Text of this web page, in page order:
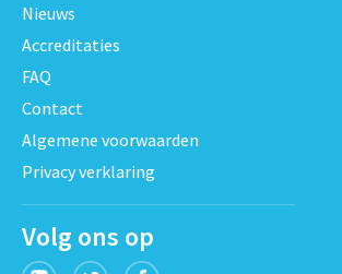
Nieuws
Accreditaties
FAQ
Contact
Algemene voorwaarden
Privacy verklaring
Volg ons op